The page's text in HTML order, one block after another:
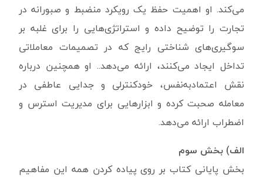
می‌کند. او اهمیت حفظ یک رویکرد منضبط و صبورانه در
تجارت را توضیح داده و استراتژی‌هایی را برای غلبه بر
سوگیری‌های شناختی رایج که در تصمیمات معاملاتی
تداخل ایجاد می‌کنند، ارائه می‌دهد.. او همچنین درباره
نقش اعتمادبه‌نفس، خودکنترلی و جدایی عاطفی در
معامله صحبت کرده و ابزارهایی برای مدیریت استرس و
اضطراب ارائه می‌دهد.
الف) بخش سوم
بخش پایانی کتاب بر روی پیاده کردن همه این مفاهیم